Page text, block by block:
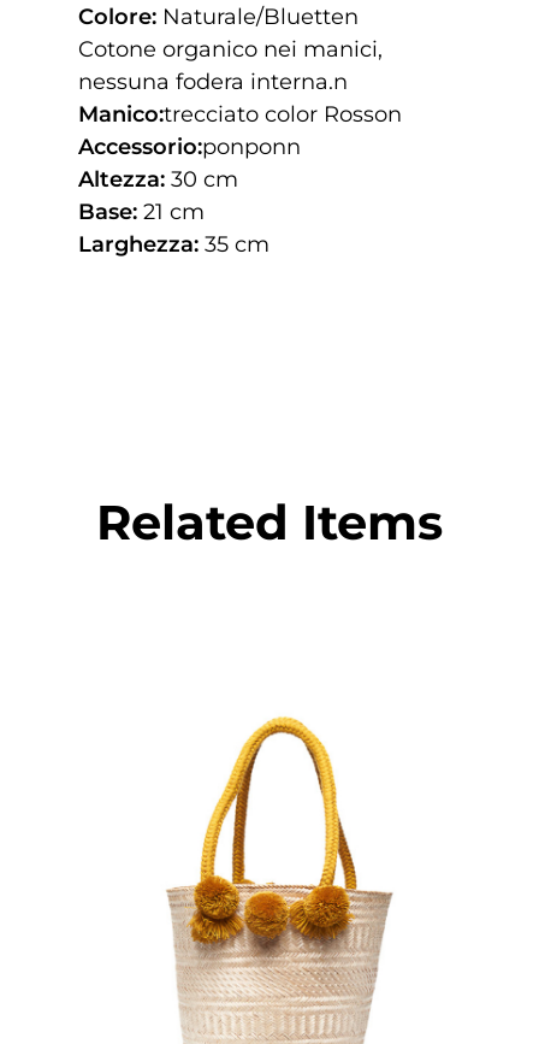
Colore: Naturale/Bluetten
Cotone organico nei manici,
nessuna fodera interna.n
Manico:trecciato color Rosson
Accessorio:ponponn
Altezza: 30 cm
Base: 21 cm
Larghezza: 35 cm
Related Items
€95.00